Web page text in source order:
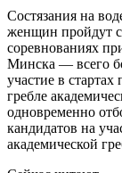
Состязания на
женщин пройдут
соревнованиях
Минска — всего
участие в
гребле
одновременно
кандидатов на
академической